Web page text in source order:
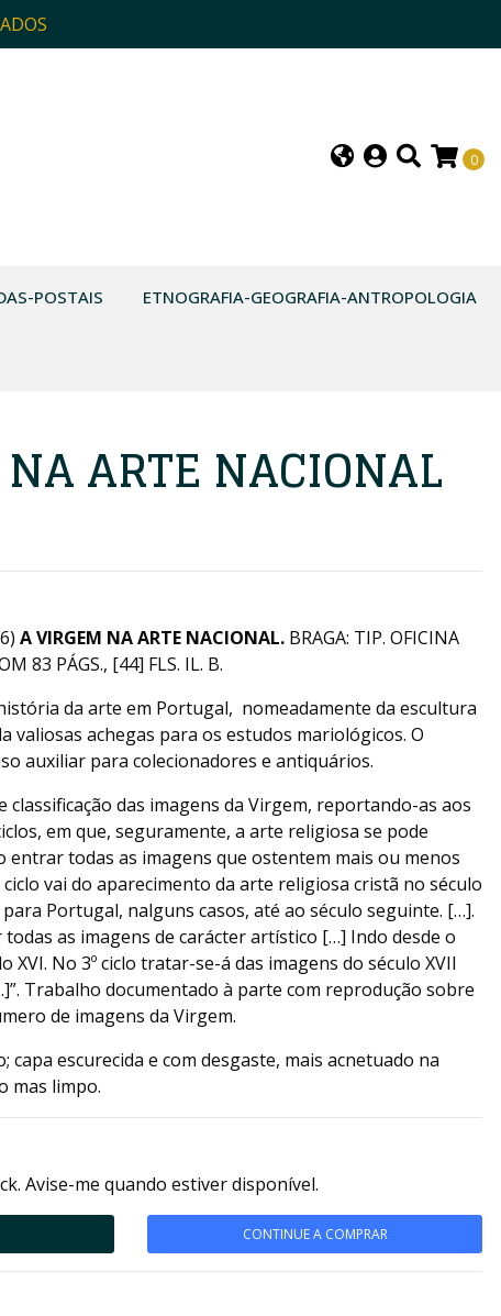
0
POSTAIS ETNOGRAFIA-GEOGRAFIA-ANTROPOLOGIA
ARTE NACIONAL
A VIRGEM NA ARTE NACIONAL. BRAGA: TIP. OFICINA
83 PÁGS., [44] FLS. IL. B.
da arte em Portugal, nomeadamente da escultura
valiosas achegas para os estudos mariológicos. O
auxiliar para colecionadores e antiquários.
classificação das imagens da Virgem, reportando-as aos
em que, seguramente, a arte religiosa se pode
entrar todas as imagens que ostentem mais ou menos
vai do aparecimento da arte religiosa cristã no século
Portugal, nalguns casos, até ao século seguinte. […].
as imagens de carácter artístico […] Indo desde o
XVI. No 3º ciclo tratar-se-á das imagens do século XVII
Trabalho documentado à parte com reprodução sobre
de imagens da Virgem.
capa escurecida e com desgaste, mais acnetuado na
mas limpo.
Avise-me quando estiver disponível.
CONTINUE A COMPRAR